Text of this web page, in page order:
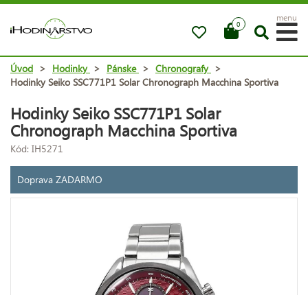
0
menu
Úvod > Hodinky > Pánske > Chronografy >
Hodinky Seiko SSC771P1 Solar Chronograph Macchina Sportiva
Hodinky Seiko SSC771P1 Solar
Chronograph Macchina Sportiva
Kód: IH5271
Doprava ZADARMO